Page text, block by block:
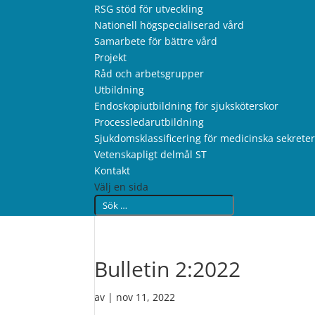
RSG stöd för utveckling
Nationell högspecialiserad vård
Samarbete för bättre vård
Projekt
Råd och arbetsgrupper
Utbildning
Endoskopiutbildning för sjuksköterskor
Processledarutbildning
Sjukdomsklassificering för medicinska
Vetenskapligt delmål ST
Kontakt
Välj en sida
Bulletin 2:2022
av | nov 11, 2022